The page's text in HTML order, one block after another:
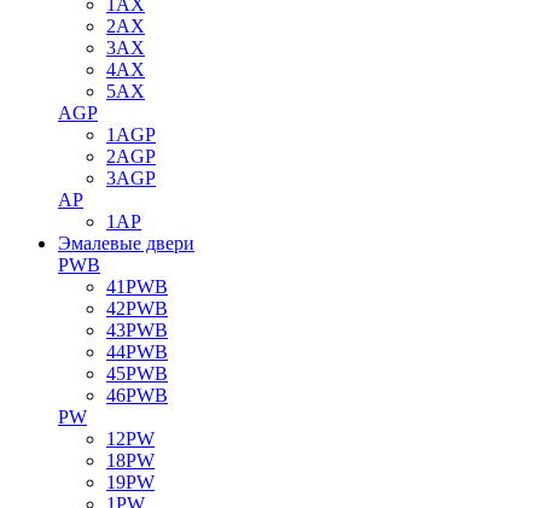
1AX
2AX
3AX
4AX
5AX
AGP
1AGP
2AGP
3AGP
AP
1AP
Эмалевые двери
PWB
41PWB
42PWB
43PWB
44PWB
45PWB
46PWB
PW
12PW
18PW
19PW
1PW